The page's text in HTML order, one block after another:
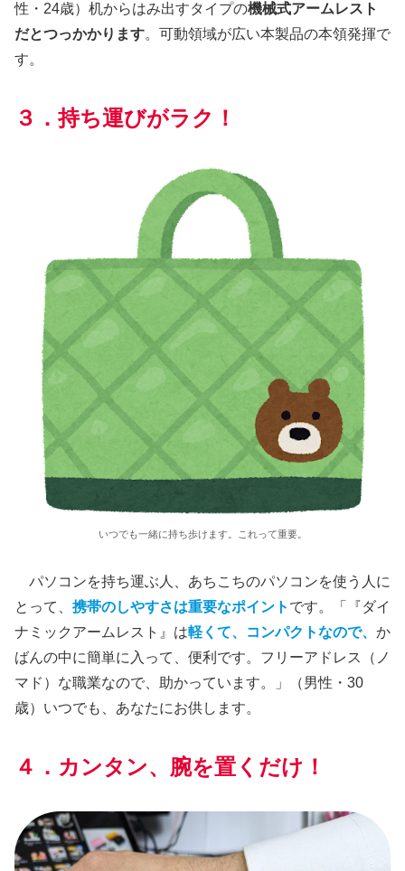
性・24歳）机からはみ出すタイプの機械式アームレスト
だとつっかかります。可動領域が広い本製品の本領発揮で
す。
３．持ち運びがラク ！
いつでも一緒に持ち歩けます。これって重要。
パソコンを持ち運ぶ人、あちこちのパソコンを使う人に
とって、 携帯のしやすさは重要なポイント です。「『ダイ
ナミックアームレスト』は軽くて、コンパクトなので、 か
ばんの中に簡単に入って、便利です。フリーアドレス（ノ
マド）な職業なので、助かっています。」（男性・30
歳）いつでも、あなたにお供します。
４．カンタン、腕を置くだけ！